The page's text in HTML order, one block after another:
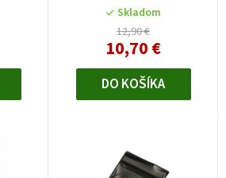
je
5,0
z
5
hviezdičiek.
Skladom
12,90 €
10,70 €
DO KOŠÍKA